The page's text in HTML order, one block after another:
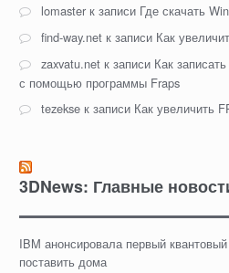
lomasterк записи Где скачать
find-way.netк записи Как
zaxvatu.netк записи Как
с помощью программы Fraps
tezekseк записи Как увеличить
3DNews: Главные
IBM анонсировала первый
поставить дома